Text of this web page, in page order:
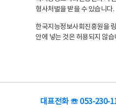
형사처벌을 받을 수 있습니다.
한국지능정보사회진흥원을
안에 넣는 것은 허용되지 않습
대표전화 ☏ 053-230-